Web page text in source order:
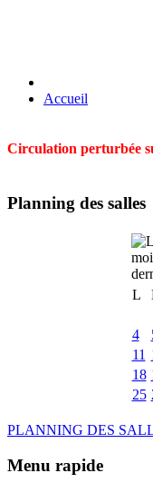
Accueil
Circulation perturbée
Planning des salles
L
4
11
18
25
PLANNING DES
Menu rapide